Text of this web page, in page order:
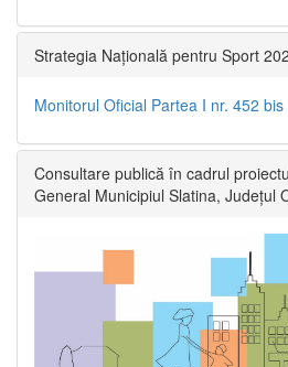
Strategia Națională pentru Sport
Monitorul Oficial Partea I nr. 452 bis
Consultare publică în cadrul
General Municipiul Slatina, Județul